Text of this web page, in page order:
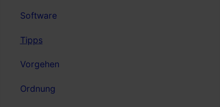
Software
Tipps
Vorgehen
Ordnung